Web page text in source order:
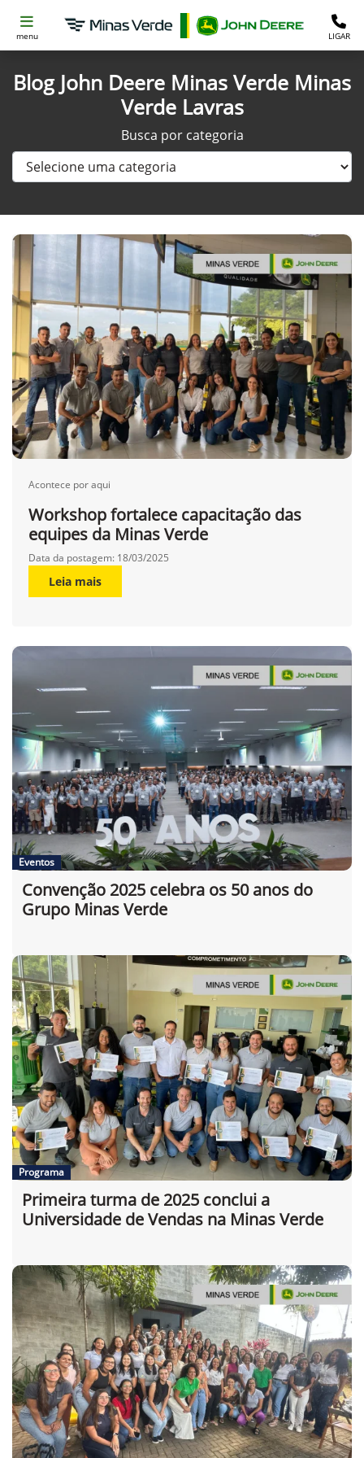
menu LIGAR
Blog John Deere Minas Verde Minas
Verde Lavras
Busca por categoria
Acontece por aqui
Workshop fortalece capacitação das
equipes da Minas Verde
Leia mais
Data da postagem: 18/03/2025
Eventos
Convenção 2025 celebra os 50 anos do
Grupo Minas Verde
Programa
Primeira turma de 2025 conclui a
Universidade de Vendas na Minas Verde